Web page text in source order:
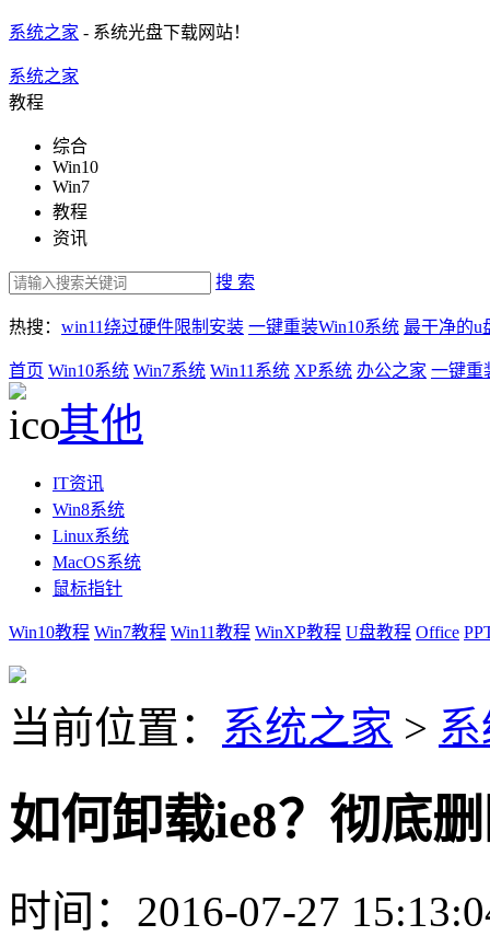
系统之家 - 系统光盘下载网站！
系统之家
教程
综合
Win10
Win7
教程
资讯
搜 索
热搜： win11绕过硬件限制安装 一键重装Win10系统 最干净的u
首页 Win10系统 Win7系统 Win11系统 XP系统 办公之家 一键重
其他
IT资讯
Win8系统
Linux系统
MacOS系统
鼠标指针
Win10教程 Win7教程 Win11教程 WinXP教程 U盘教程 Office
当前位置： 系统之家 >
如何卸载ie8？彻底
时间：2016-07-27